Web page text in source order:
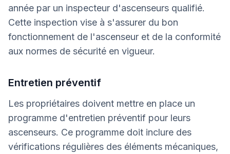
année par un inspecteur d'ascenseurs qualifié.
Cette inspection vise à s'assurer du bon
fonctionnement de l'ascenseur et de la conformité
aux normes de sécurité en vigueur.
Entretien préventif
Les propriétaires doivent mettre en place un
programme d'entretien préventif pour leurs
ascenseurs. Ce programme doit inclure des
vérifications régulières des éléments mécaniques,